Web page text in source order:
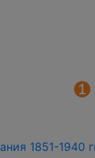
1851-1940